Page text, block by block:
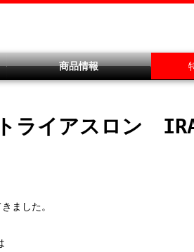
商品情報
ライアスロン
ました。